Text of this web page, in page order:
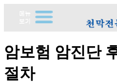
암보험 암진단
절차